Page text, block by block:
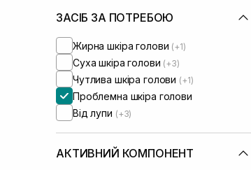
ЗАСІБ ЗА ПОТРЕБОЮ
Жирна шкіра голови (+1)
Суха шкіра голови (+3)
Чутлива шкіра голови (+1)
Проблемна шкіра голови
Від лупи (+3)
АКТИВНИЙ КОМПОНЕНТ